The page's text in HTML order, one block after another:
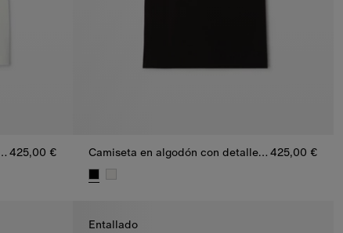
con detalle Check 425,00 € Camiseta en algodón con detalle Check 425,00 €
Entallado